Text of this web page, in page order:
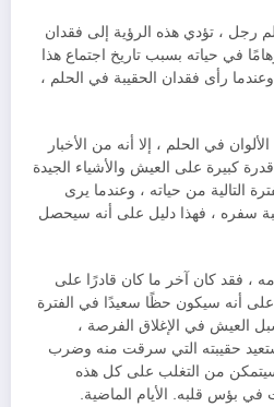
، تؤدي هذه الرؤية إلى فقدان
في حياته بسبب تاريخ اجتماع هذا
رأى فقدان الحقيبة في الحلم ،
في الحلم ، إلا أنه من الأخبار
كبيرة على العيش والأشياء الجيدة
التالية من حياته ، وعندما يرى
سفره ، فهذا دليل على أنه سيحصل
، فقد كان آخر ما كان قادرًا على
على أنه سيكون حظًا سعيدًا في الفترة
العيش في الإغلاق الفرصة ،
حقيبته التي سرقت منه وضرب
سيتمكن من التغلب على كل هذه
في بؤس قلبه. الأيام الماضية.